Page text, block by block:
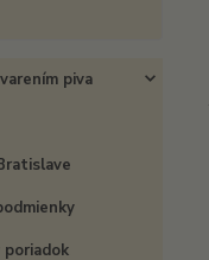
piva
poriadok